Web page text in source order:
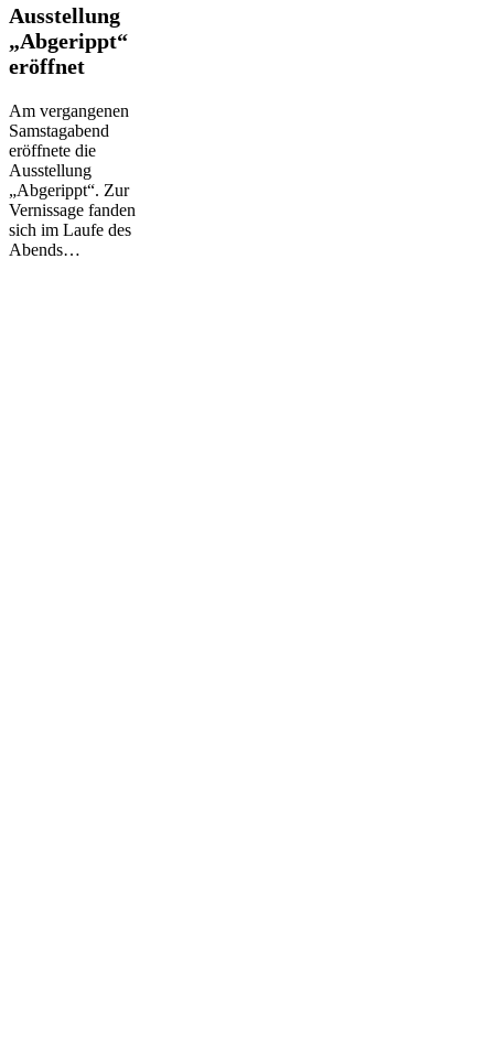
Ausstellung
„Abgerippt“
eröffnet
Ausstellung
„Abgerippt“
eröffnet
Am vergangenen
Samstagabend
eröffnete die
Ausstellung
„Abgerippt“. Zur
Vernissage fanden
sich im Laufe des
Abends…